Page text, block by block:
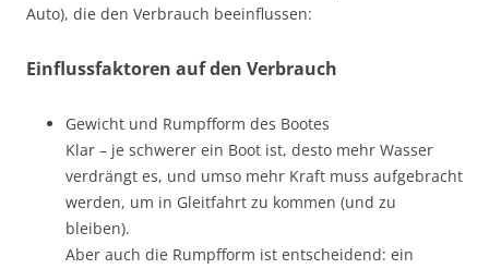
Auto), die den Verbrauch beeinflussen:
Einflussfaktoren auf den Verbrauch
Gewicht und Rumpfform des Bootes
Klar – je schwerer ein Boot ist, desto mehr Wasser
verdrängt es, und umso mehr Kraft muss aufgebracht
werden, um in Gleitfahrt zu kommen (und zu
bleiben).
Aber auch die Rumpfform ist entscheidend: ein